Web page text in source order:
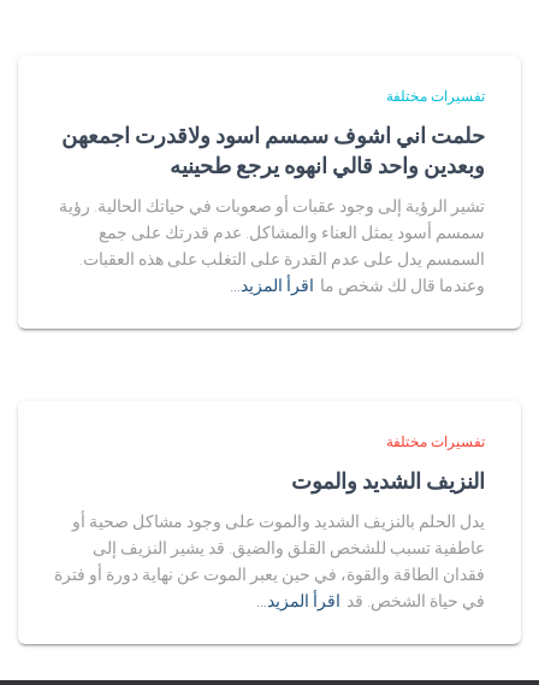
تفسيرات مختلفة
حلمت اني اشوف سمسم اسود ولاقدرت اجمعهن
وبعدين واحد قالي انهوه يرجع طحينيه
تشير الرؤية إلى وجود عقبات أو صعوبات في حياتك الحالية. رؤية
سمسم أسود يمثل العناء والمشاكل. عدم قدرتك على جمع
السمسم يدل على عدم القدرة على التغلب على هذه العقبات.
وعندما قال لك شخص ما اقرأ المزيد…
تفسيرات مختلفة
النزيف الشديد والموت
يدل الحلم بالنزيف الشديد والموت على وجود مشاكل صحية أو
عاطفية تسبب للشخص القلق والضيق. قد يشير النزيف إلى
فقدان الطاقة والقوة، في حين يعبر الموت عن نهاية دورة أو فترة
في حياة الشخص. قد اقرأ المزيد…